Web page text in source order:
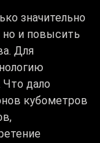
значительно
но и повысить
Для
Что дало
кубометров